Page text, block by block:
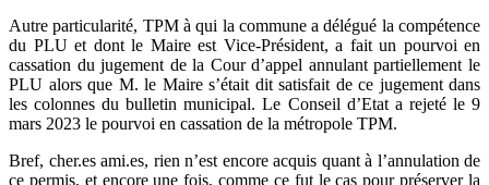
Autre particularité, TPM à qui la commune a délégué la compétence
du PLU et dont le Maire est Vice-Président, a fait un pourvoi en
cassation du jugement de la Cour d’appel annulant partiellement le
PLU alors que M. le Maire s’était dit satisfait de ce jugement dans
les colonnes du bulletin municipal. Le Conseil d’Etat a rejeté le 9
mars 2023 le pourvoi en cassation de la métropole TPM.
Bref, cher.es ami.es, rien n’est encore acquis quant à l’annulation de
ce permis, et encore une fois, comme ce fut le cas pour préserver la